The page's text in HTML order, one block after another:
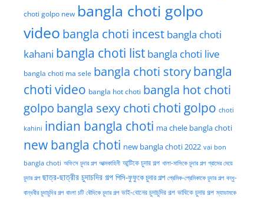
choti golpo new bangla choti golpo
video bangla choti incest bangla choti
kahani bangla choti list bangla choti live
bangla choti ma sele bangla choti storybangla
choti video bangla hot choti bangla hot choti
golpo bangla sexy choti choti golpo choti
kahini indian bangla choti ma chele bangla choti
new bangla choti new bangla choti 2022 vai bon
bangla choti অফিসে চুদার গল্প আত্মকাহিনী আন্টিকে চুদার গল্প খালা-মাসিকে চুদার গল্প গ্রামের মেয়ে
চুদার গল্প ছাত্র-ছাত্রীর চুদাচদির গল্প পিসি-ফুফুকে চুদার গল্প প্রেমিক-প্রেমিকাকে চুদার গল্প বন্ধু-
বান্ধবীর চুদাচুদির গল্প বাংলা চটি বৌদিকে চুদার গল্প ভাই-বোনের চুদাচুদির গল্প ভাবিকে চুদার গল্প ম্যাডামকে